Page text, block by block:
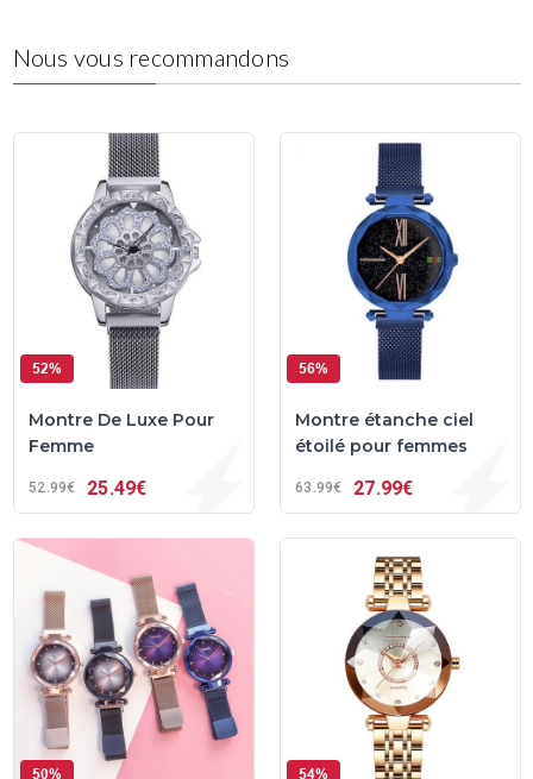
Nous vous recommandons
52%
Montre De Luxe Pour
Femme
52 99€ 25 49€
56%
Montre étanche ciel
étoilé pour femmes
63 99€ 27 99€
50% 54%